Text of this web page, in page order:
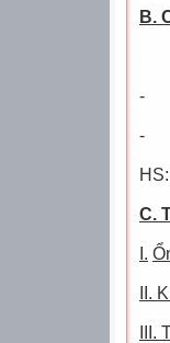
B.
-
-
C.
I.
II.
III.